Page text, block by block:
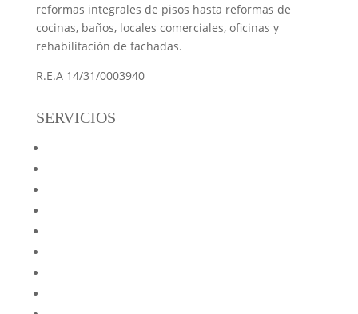
reformas integrales de pisos hasta reformas de
cocinas, baños, locales comerciales, oficinas y
rehabilitación de fachadas.
R.E.A 14/31/0003940
SERVICIOS